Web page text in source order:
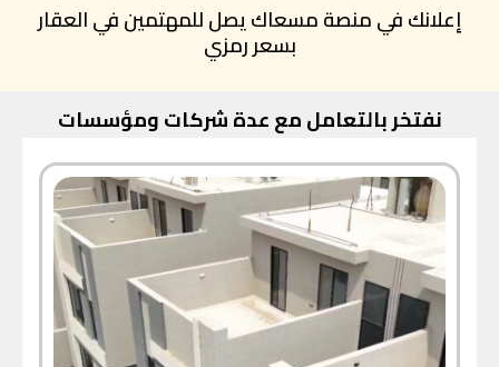
إعلانك في منصة مسعاك يصل للمهتمين في العقار
بسعر رمزي
نفتخر بالتعامل مع عدة شركات ومؤسسات